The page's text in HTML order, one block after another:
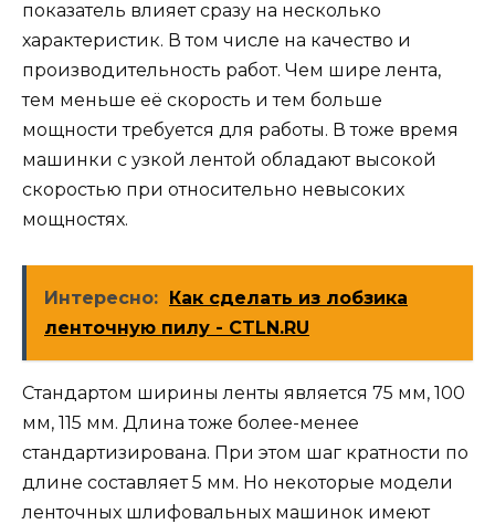
показатель влияет сразу на несколько
характеристик. В том числе на качество и
производительность работ. Чем шире лента,
тем меньше её скорость и тем больше
мощности требуется для работы. В тоже время
машинки с узкой лентой обладают высокой
скоростью при относительно невысоких
мощностях.
Интересно: Как сделать из лобзика
ленточную пилу - CTLN.RU
Стандартом ширины ленты является 75 мм, 100
мм, 115 мм. Длина тоже более-менее
стандартизирована. При этом шаг кратности по
длине составляет 5 мм. Но некоторые модели
ленточных шлифовальных машинок имеют